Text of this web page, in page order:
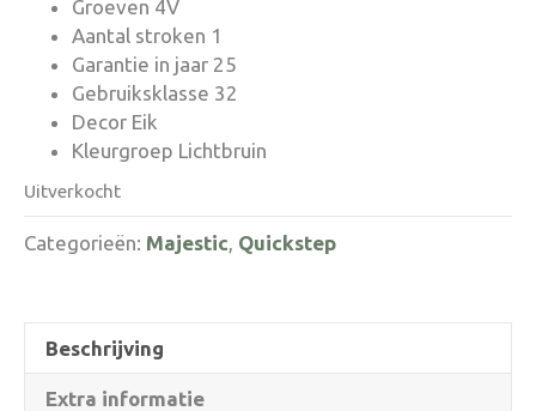
Groeven 4V
Aantal stroken 1
Garantie in jaar 25
Gebruiksklasse 32
Decor Eik
Kleurgroep Lichtbruin
Uitverkocht
Categorieën: Majestic, Quickstep
Beschrijving
Extra informatie